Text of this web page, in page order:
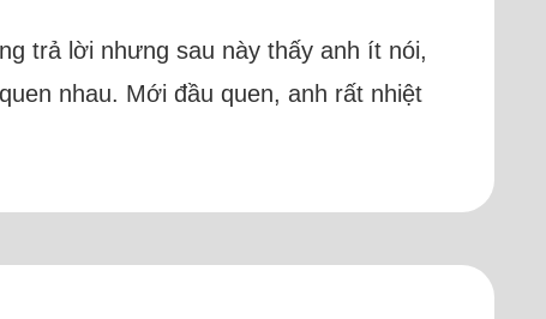
trả lời nhưng sau này thấy anh ít nói,
nhau. Mới đầu quen, anh rất nhiệt